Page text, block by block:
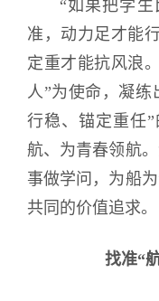
“如果把学
准，动力足才能
定重才能抗风浪
人”为使命，凝练
行稳、锚定重任
航、为青春领航
事做学问，为船
共同的价值追求。
找准“